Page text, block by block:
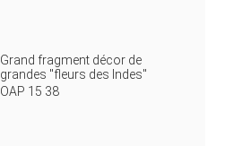
Grand fragment décor de
grandes "fleurs des Indes"
OAP 15 38